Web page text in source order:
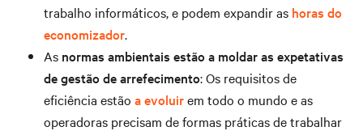
trabalho informáticos, e podem expandir as horas do
economizador.
As normas ambientais estão a moldar as expetativas
de gestão de arrefecimento: Os requisitos de
eficiência estão a evoluirem todo o mundo e as
operadoras precisam de formas práticas de trabalhar